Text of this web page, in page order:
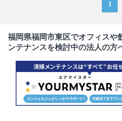
1
福岡県福岡市東区でオフィスや
ンテナンスを検討中の法人の方